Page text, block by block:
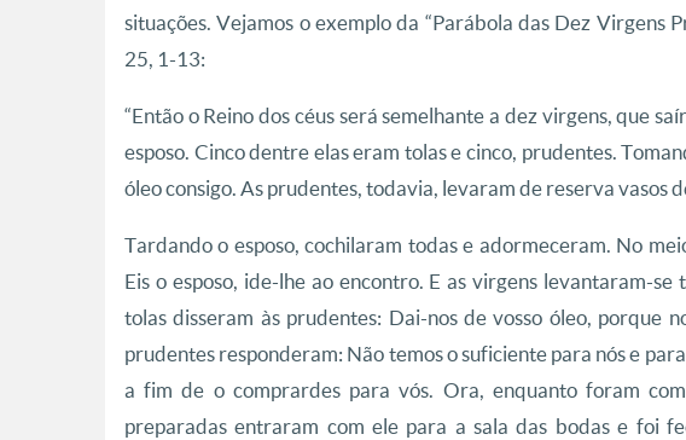
situações. Vejamos o exemplo da “Parábola das Dez Virgens
25, 1-13:
“Então o Reino dos céus será semelhante a dez virgens, que
esposo. Cinco dentre elas eram tolas e cinco, prudentes.
óleo consigo. As prudentes, todavia, levaram de reserva vasos
Tardando o esposo, cochilaram todas e adormeceram. No
Eis o esposo, ide-lhe ao encontro. E as virgens levantaram-
tolas disseram às prudentes: Dai-nos de vosso óleo, porque
prudentes responderam: Não temos o suficiente para nós e
a fim de o comprardes para vós. Ora, enquanto foram
preparadas entraram com ele para a sala das bodas e foi